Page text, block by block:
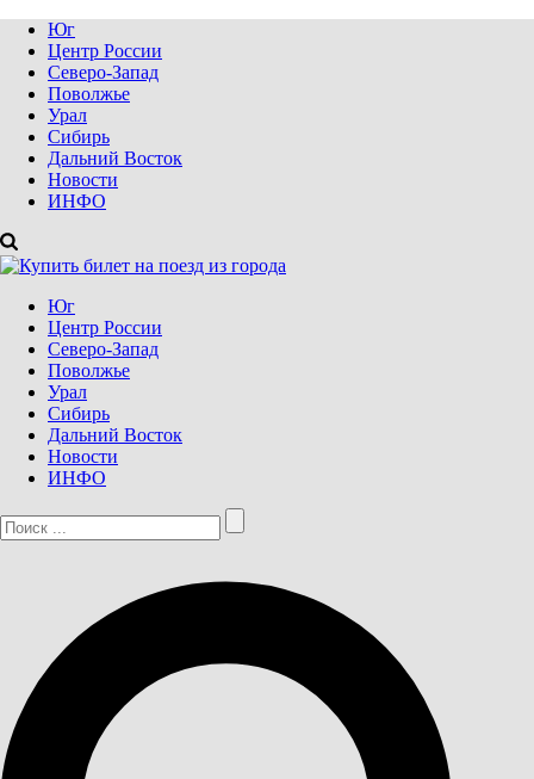
Юг
Центр России
Северо-Запад
Поволжье
Урал
Сибирь
Дальний Восток
Новости
ИНФО
Юг
Центр России
Северо-Запад
Поволжье
Урал
Сибирь
Дальний Восток
Новости
ИНФО